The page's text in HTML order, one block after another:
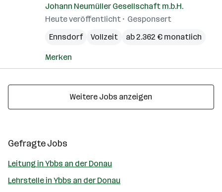
Johann Neumüller Gesellschaft m.b.H.
Heute veröffentlicht
Gesponsert
Ennsdorf
Vollzeit ab 2.362 € monatlich
Merken
Weitere Jobs anzeigen
Gefragte Jobs
Leitung in Ybbs an der Donau
Lehrstelle in Ybbs an der Donau